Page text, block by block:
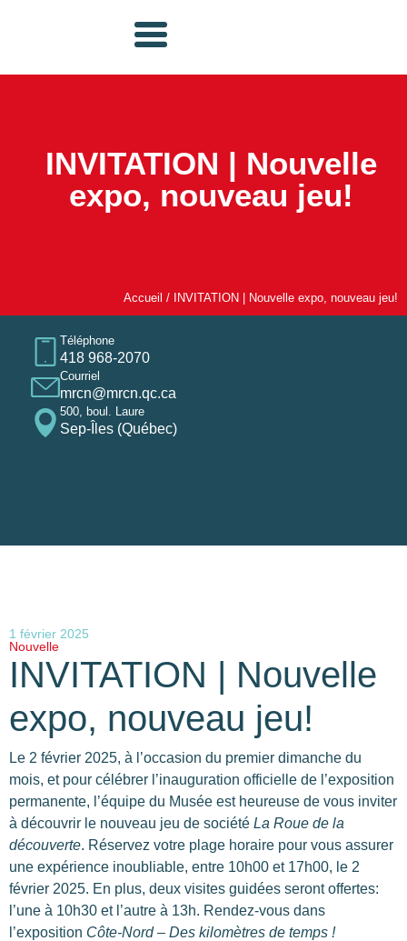
INVITATION | Nouvelle
expo, nouveau jeu!
Accueil / INVITATION | Nouvelle expo, nouveau jeu!
Téléphone
418 968-2070
Courriel
mrcn@mrcn.qc.ca
500, boul. Laure
Sep-Îles (Québec)
1 février 2025
Nouvelle
INVITATION | Nouvelle
expo, nouveau jeu!
Le 2 février 2025, à l’occasion du premier dimanche du
mois, et pour célébrer l’inauguration officielle de l’exposition
permanente, l’équipe du Musée est heureuse de vous inviter
à découvrir le nouveau jeu de société La Roue de la
découverte. Réservez votre plage horaire pour vous assurer
une expérience inoubliable, entre 10h00 et 17h00, le 2
février 2025. En plus, deux visites guidées seront offertes:
l’une à 10h30 et l’autre à 13h. Rendez-vous dans
l’exposition Côte-Nord – Des kilomètres de temps !